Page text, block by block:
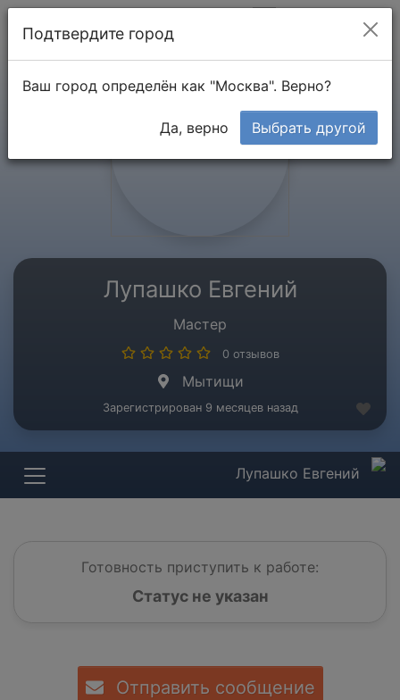
Лупашко Евгений
Мастер
0 отзывов
Мытищи
Зарегистрирован 9 месяцев назад
Лупашко Евгений
Готовность приступить к работе:
Статус не указан
Отправить сообщение
Подтвердите город
Ваш город определён как "Москва". Верно?
Да, верно Выбрать другой